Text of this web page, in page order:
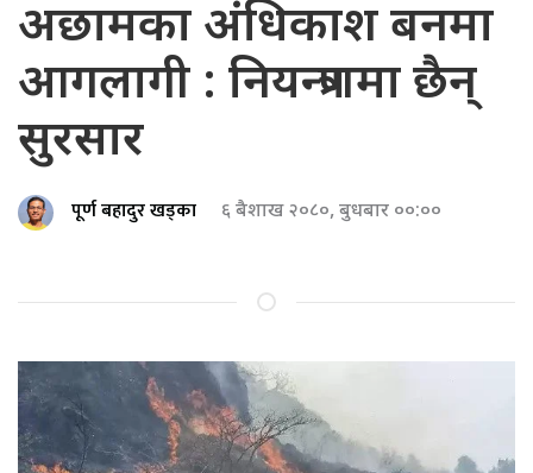
अछामका अंधिकाश बनमा
आगलागी : नियन्त्रणमा छैन्
सुरसार
पूर्ण बहादुर खड्का ६ बैशाख २०८०, बुधबार ००:००